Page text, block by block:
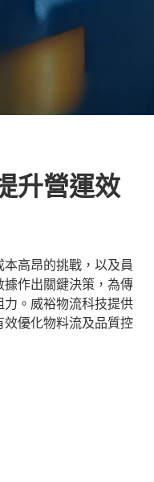
升營運效
高昂的挑戰，以及員
作出關鍵決策，為傳
。威裕物流科技提供
優化物料流及品質控